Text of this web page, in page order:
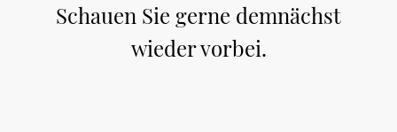
Schauen Sie gerne demnächst
wieder vorbei.